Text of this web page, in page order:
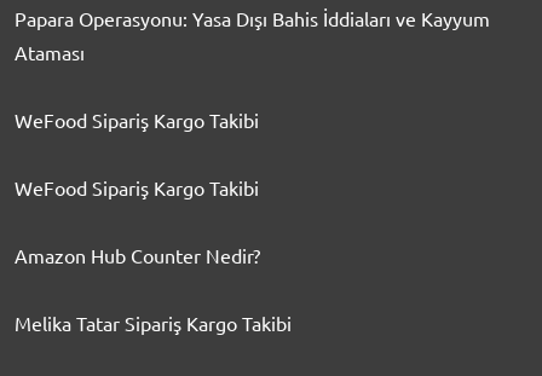
Papara Operasyonu: Yasa Dışı Bahis İddiaları ve Kayyum
Ataması
WeFood Sipariş Kargo Takibi
WeFood Sipariş Kargo Takibi
Amazon Hub Counter Nedir?
Melika Tatar Sipariş Kargo Takibi